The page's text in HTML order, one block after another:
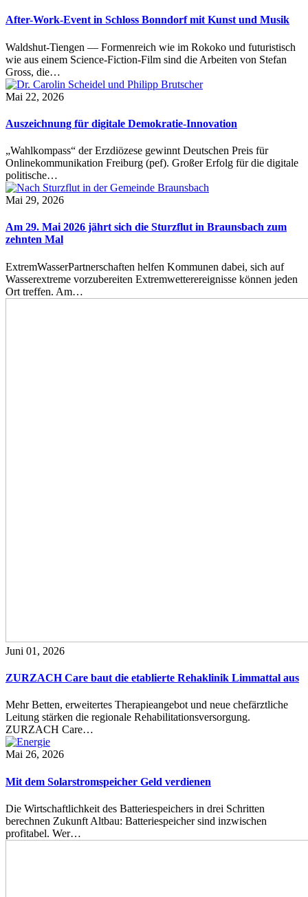
After-Work-Event in Schloss Bonndorf mit Kunst und Musik
Waldshut-Tiengen — Formenreich wie im Rokoko und futuristisch
wie aus einem Science-Fiction-Film sind die Arbeiten von Stefan
Gross, die…
Mai 22, 2026
Auszeichnung für digitale Demokratie-Innovation
„Wahlkompass“ der Erzdiözese gewinnt Deutschen Preis für
Onlinekommunikation Freiburg (pef). Großer Erfolg für die digitale
politische…
Mai 29, 2026
Am 29. Mai 2026 jährt sich die Sturzflut in Braunsbach zum
zehnten Mal
ExtremWasserPartnerschaften helfen Kommunen dabei, sich auf
Wasserextreme vorzubereiten Extremwetterereignisse können jeden
Ort treffen. Am…
Juni 01, 2026
ZURZACH Care baut die etablierte Rehaklinik Limmattal aus
Mehr Betten, erweitertes Therapieangebot und neue chefärztliche
Leitung stärken die regionale Rehabilitationsversorgung.
ZURZACH Care…
Mai 26, 2026
Mit dem Solarstromspeicher Geld verdienen
Die Wirtschaftlichkeit des Batteriespeichers in drei Schritten
berechnen Zukunft Altbau: Batteriespeicher sind inzwischen
profitabel. Wer…